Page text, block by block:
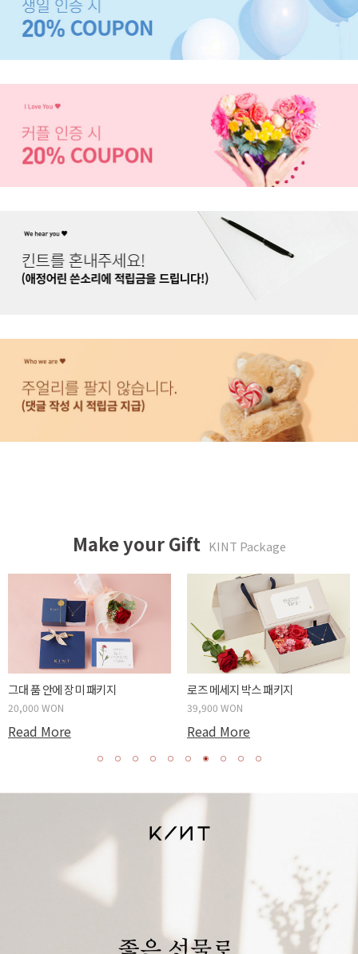
Make your Gift KINT Package
튤립같은 너에게 패키지
20,000 WON
Read More
카네이션 메세지 박스 패키지
39,900 WON
Read More